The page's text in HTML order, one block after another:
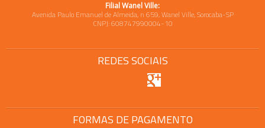
Filial Wanel Ville:
Avenida Paulo Emanuel de Almeida, n 659, Wanel Ville, Sorocaba-SP
CNPJ: 608747990004-10
REDES SOCIAIS
FORMAS DE PAGAMENTO